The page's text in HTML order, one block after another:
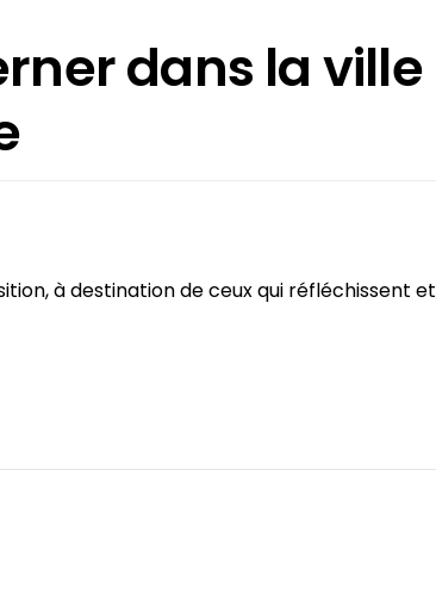
dans la ville
à destination de ceux qui réfléchissent et